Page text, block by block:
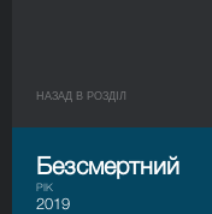
НАЗАД В РОЗДIЛ
Безсмертний
РІК
2019